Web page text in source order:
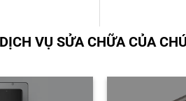
VỤ SỬA CHỮA CỦA